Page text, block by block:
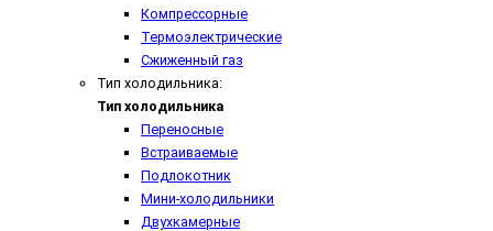
Компрессорные
Термоэлектрические
Сжиженный газ
Тип холодильника:
Тип холодильника
Переносные
Встраиваемые
Подлокотник
Мини-холодильники
Двухкамерные